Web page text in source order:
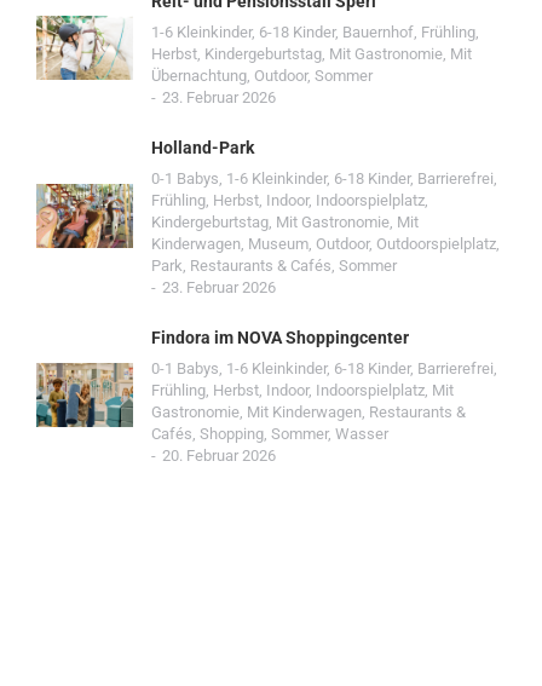
1-6 Kleinkinder, 6-18 Kinder, Bauernhof, Frühling,
Herbst, Kindergeburtstag, Mit Gastronomie, Mit
Übernachtung, Outdoor, Sommer
23. Februar 2026
Holland-Park
0-1 Babys, 1-6 Kleinkinder, 6-18 Kinder, Barrierefrei,
Frühling, Herbst, Indoor, Indoorspielplatz,
Kindergeburtstag, Mit Gastronomie, Mit
Kinderwagen, Museum, Outdoor, Outdoorspielplatz,
Park, Restaurants & Cafés, Sommer
23. Februar 2026
Findora im NOVA Shoppingcenter
0-1 Babys, 1-6 Kleinkinder, 6-18 Kinder, Barrierefrei,
Frühling, Herbst, Indoor, Indoorspielplatz, Mit
Gastronomie, Mit Kinderwagen, Restaurants &
Cafés, Shopping, Sommer, Wasser
20. Februar 2026